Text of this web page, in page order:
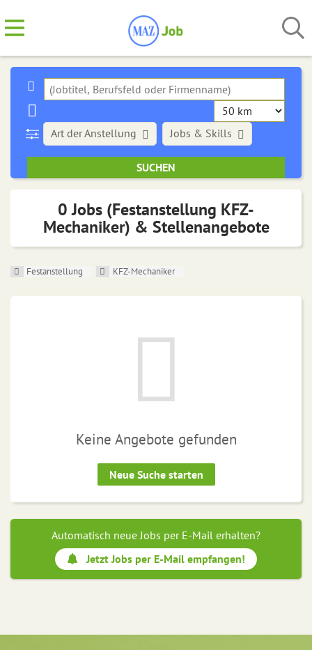
Art der Anstellung Jobs & Skills
0 Jobs (Festanstellung KFZ-
Mechaniker) & Stellenangebote
Festanstellung KFZ-Mechaniker
Keine Angebote gefunden
Neue Suche starten
Automatisch neue Jobs per E-Mail erhalten?
Jetzt Jobs per E-Mail empfangen!